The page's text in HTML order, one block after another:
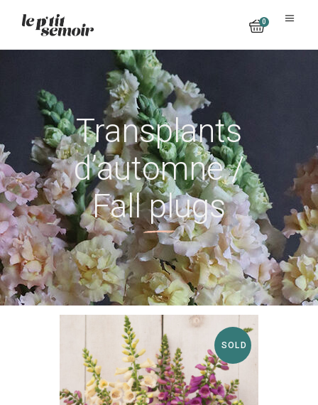
0
No products in the cart.
Transplants
d’automne /
Fall plugs
SOLD